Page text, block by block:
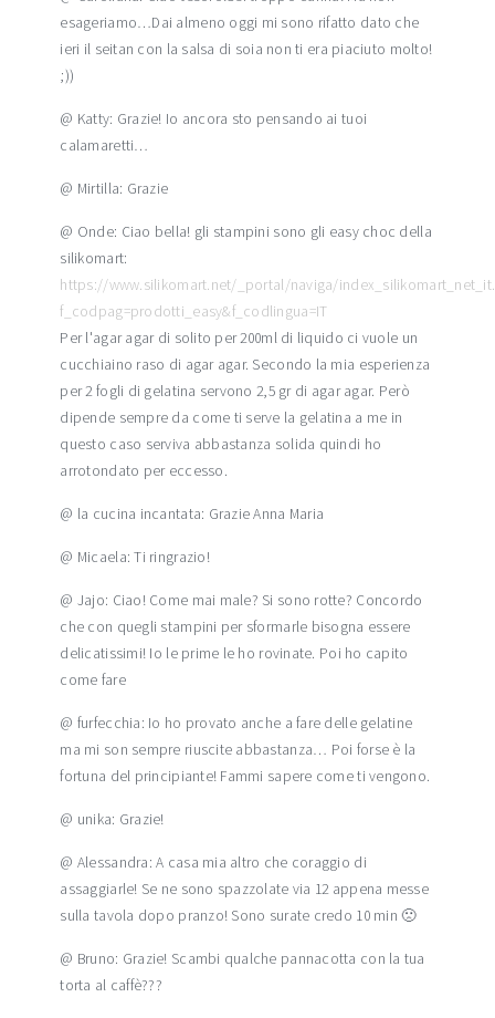
esageriamo…Dai almeno oggi mi sono rifatto dato che
ieri il seitan con la salsa di soia non ti era piaciuto molto!
;))
@ Katty: Grazie! Io ancora sto pensando ai tuoi
calamaretti…
@ Mirtilla: Grazie
@ Onde: Ciao bella! gli stampini sono gli easy choc della
silikomart:
https://www.silikomart.net/_portal/naviga/
f_codpag=prodotti_easy&f_codlingua=IT
Per l'agar agar di solito per 200ml di liquido ci vuole un
cucchiaino raso di agar agar. Secondo la mia esperienza
per 2 fogli di gelatina servono 2,5 gr di agar agar. Però
dipende sempre da come ti serve la gelatina a me in
questo caso serviva abbastanza solida quindi ho
arrotondato per eccesso.
@ la cucina incantata: Grazie Anna Maria
@ Micaela: Ti ringrazio!
@ Jajo: Ciao! Come mai male? Si sono rotte? Concordo
che con quegli stampini per sformarle bisogna essere
delicatissimi! Io le prime le ho rovinate. Poi ho capito
come fare
@ furfecchia: Io ho provato anche a fare delle gelatine
ma mi son sempre riuscite abbastanza… Poi forse è la
fortuna del principiante! Fammi sapere come ti vengono.
@ unika: Grazie!
@ Alessandra: A casa mia altro che coraggio di
assaggiarle! Se ne sono spazzolate via 12 appena messe
sulla tavola dopo pranzo! Sono surate credo 10 min 🙁
@ Bruno: Grazie! Scambi qualche pannacotta con la tua
torta al caffè???